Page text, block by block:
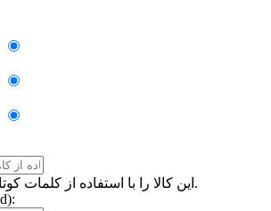
این کالا را با استفاده از کلمات کوتاه و ساده توضیح دهید.